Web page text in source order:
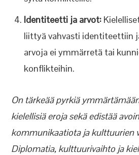
Identiteetti ja arvot:
liittyä vahvasti identiteettiin
arvoja ei ymmärretä tai
konflikteihin.
On tärkeää pyrkiä
kielellisiä eroja sekä edistää
kommunikaatiota ja kulttuurien
Diplomatia, kulttuurivaihto ja